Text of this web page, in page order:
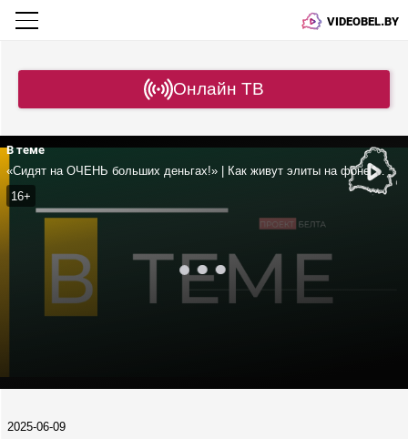
VIDEOBEL.BY
Онлайн ТВ
В теме
«Сидят на ОЧЕНЬ больших деньгах!» | Как живут элиты на фоне СВО? | Что Патриарх посоветовал Путину?
16+
2025-06-09